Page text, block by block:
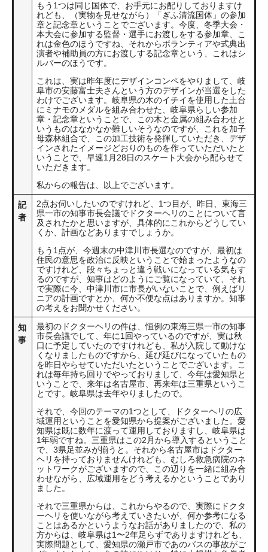
もう1つは同じ国体で、お手元にお配りしておりますけ
れども、（実物を見せながら）「ぎふ清流国体」の参加
章と記念章ということでございます。今度、冬季大会・
本大会に参加する監督・選手にお渡しをする参加章、こ
れは金色のほうですね、それからボランティアや式典出
演者や補助員の方にお渡しする記念章という、これはシ
ルバーのほうです。
これは、実は昨年度にデザインコンペをやりまして、岐
阜市の安藤富士夫さんという方のデザインが当選をした
わけでございます。岐阜県の木のイチイを使用した土台
にミナモのメダルを組み合わせた、岐阜県らしい参加
章・記念章ということで、この木と金属の組み合わせと
いうものはなかなか難しいそうなのですが、これを加子
母森林組合で、この加工技術を発揮していただき、デザ
インされたイメージどおりのものを作っていただいたと
いうことで、早速1月28日のスケート大会から配らせて
いただきます。
私からの報告は、以上でございます。
記
者
2点お伺いしたいのですけれど、1つ目が、昨日、東海三
県一市の知事市長会議でドクターヘリのことについて言
及されたかと思いますが、具体的にこれからどうしてい
くか、計画などありますでしょうか。
もう1点が、今週末の中津川市長選なのですが、最初は
住民の意思を政治に反映ということで始まったようなの
ですけれど、段々ちょっと違う戦いになっている気もす
るのですが、知事はどのようにご覧になっていて、それ
で実際に今、中津川市に市長がいないことで、例えばリ
ニアの計画ですとか、何か不便な点はありますか。知事
の考えをお聞かせください。
知
事
最初のドクターヘリの件は、恒例の東海三県一市の知事
市長会議でして、年に1回やっているのですが、実は秋
口に予定していたのですけれども、私が入院して動けな
くなりましたものですから、延び延びになっていたもの
を昨日やらせていただいたということでございます。こ
れは毎年持ち回りでやっておりまして、今年は愛知県と
いうことで、来年は名古屋市、再来年は三重県というこ
とです。岐阜県は去年やりましたので。
それで、今回のテーマの1つとして、ドクターヘリの広
域運用ということを愛知県から提案がございました。愛
知県は既に数年に渡って運用しておりますし、岐阜県は
1年弱ですね。三重県はこの2月から導入するということ
で、3県足並みが揃うと。それから名古屋市はドクター
ヘリを持っておりませんけれども、むしろ救急病院のネ
ットワークがございますので、この辺りを一緒に組み合
わせながら、広域運用をどう考えるかということであり
ました。
それで三重県からは、これからやるので、実際にドクタ
ーヘリを使いながら考えていきたいが、何か参考になる
ことはあるかというようなお話がありましたので、私の
方からは、岐阜県は1〜2年足らずでありますけれども、
実際問題として、愛知県の瀬戸市であのバスの事故がご